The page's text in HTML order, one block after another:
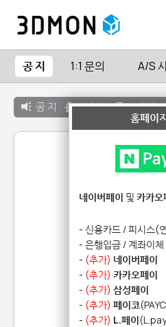
공 지 1:1 문의 A/S
공 지 : 출력서비스 종료 안내
[ 3D 프린
니다.
2. 결제확인
작업은 진행되
3. 3D 프린팅
하시기 바랍니
4. 출력물의
능합니다.
홈페이
네이버페이 및 카카오
- 신용카드 / 피시스(
- 은행입금 / 계좌이체
- (추가) 네이버페이
- (추가) 카카오페이
- (추가) 삼성페이
- (추가) 페이코
- (추가) L.페이